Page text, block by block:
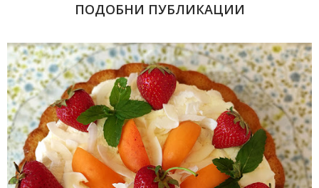
ПОДОБНИ ПУБЛИКАЦИИ